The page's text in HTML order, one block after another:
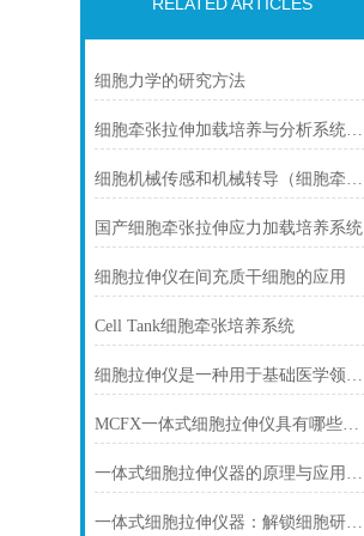
细胞力学的研究方法
细胞牵张拉伸加载培养与分析系统与三维细胞（组织）牵引拉伸加载培养与分析
细胞机械传感和机械转导（细胞牵张拉伸）
国产细胞牵张拉伸应力加载培养系统
细胞拉伸仪在间充质干细胞的应用
Cell Tank细胞牵张培养系统
细胞拉伸仪是一种用于基础医学领域的分析仪器
MCFX一体式细胞拉伸仪具有哪些优势特点？
一体式细胞拉伸仪器的原理与应用：探索细胞反应与力学特性
一体式细胞拉伸仪器：解锁细胞研究新维度